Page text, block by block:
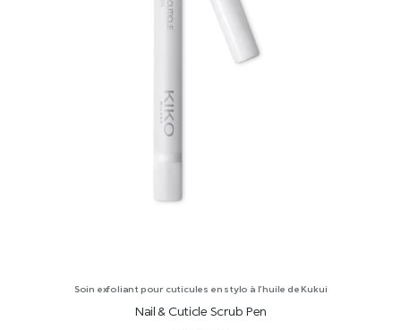
Soin exfoliant pour cuticules en stylo à l’huile de Kukui
Nail & Cuticle Scrub Pen